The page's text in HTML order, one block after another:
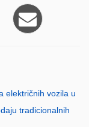
električnih vozila u
tradicionalnih